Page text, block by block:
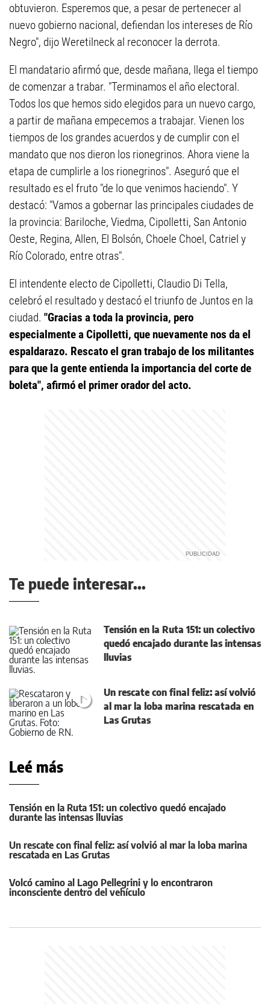
obtuvieron. Esperemos que, a pesar de pertenecer al
nuevo gobierno nacional, defiendan los intereses de Río
Negro", dijo Weretilneck al reconocer la derrota.
El mandatario afirmó que, desde mañana, llega el tiempo
de comenzar a trabar. "Terminamos el año electoral.
Todos los que hemos sido elegidos para un nuevo cargo,
a partir de mañana empecemos a trabajar. Vienen los
tiempos de los grandes acuerdos y de cumplir con el
mandato que nos dieron los rionegrinos. Ahora viene la
etapa de cumplirle a los rionegrinos". Aseguró que el
resultado es el fruto "de lo que venimos haciendo". Y
destacó: "Vamos a gobernar las principales ciudades de
la provincia: Bariloche, Viedma, Cipolletti, San Antonio
Oeste, Regina, Allen, El Bolsón, Choele Choel, Catriel y
Río Colorado, entre otras".
El intendente electo de Cipolletti, Claudio Di Tella,
celebró el resultado y destacó el triunfo de Juntos en la
ciudad. "Gracias a toda la provincia, pero
especialmente a Cipolletti, que nuevamente nos da el
espaldarazo. Rescato el gran trabajo de los militantes
para que la gente entienda la importancia del corte de
boleta", afirmó el primer orador del acto.
Te puede interesar...
Tensión en la Ruta 151: un colectivo
quedó encajado durante las intensas
lluvias
Un rescate con final feliz: así volvió
al mar la loba marina rescatada en
Las Grutas
Leé más
Tensión en la Ruta 151: un colectivo quedó encajado
durante las intensas lluvias
Un rescate con final feliz: así volvió al mar la loba marina
rescatada en Las Grutas
Volcó camino al Lago Pellegrini y lo encontraron
inconsciente dentro del vehículo